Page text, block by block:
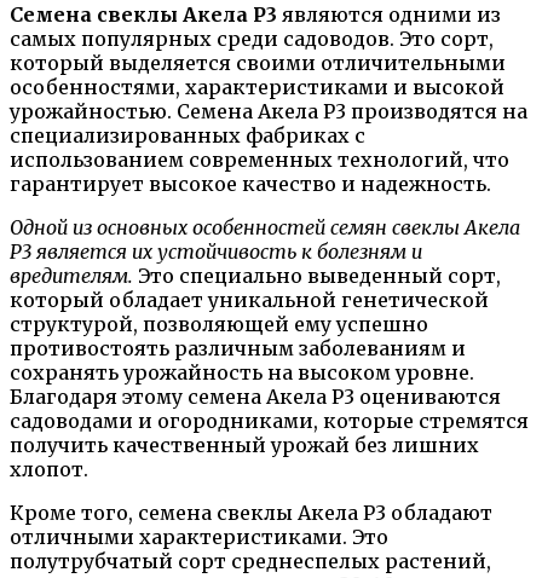
Семена свеклы Акела Р3 являются одними из
самых популярных среди садоводов. Это сорт,
который выделяется своими отличительными
особенностями, характеристиками и высокой
урожайностью. Семена Акела Р3 производятся на
специализированных фабриках с
использованием современных технологий, что
гарантирует высокое качество и надежность.
Одной из основных особенностей семян свеклы Акела
Р3 является их устойчивость к болезням и
вредителям. Это специально выведенный сорт,
который обладает уникальной генетической
структурой, позволяющей ему успешно
противостоять различным заболеваниям и
сохранять урожайность на высоком уровне.
Благодаря этому семена Акела Р3 оцениваются
садоводами и огородниками, которые стремятся
получить качественный урожай без лишних
хлопот.
Кроме того, семена свеклы Акела Р3 обладают
отличными характеристиками. Это
полутрубчатый сорт среднеспелых растений,